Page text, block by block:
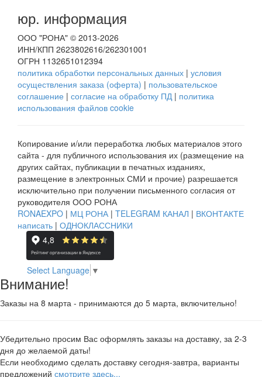
юр. информация
ООО "РОНА" © 2013-2026
ИНН/КПП 2623802616/262301001
ОГРН 1132651012394
политика обработки персональных данных | условия
осуществления заказа (оферта) | пользовательское
соглашение | согласие на обработку ПД| политика
использования файлов cookie
Копирование и/или переработка любых материалов этого
сайта - для публичного использования их (размещение на
других сайтах, публикации в печатных изданиях,
размещение в электронных СМИ и прочие) разрешается
исключительно при получении письменного согласия от
руководителя ООО РОНА
RONAEXPO | МЦ РОНА| TELEGRAM КАНАЛ | ВКОНТАКТЕ
написать | ОДНОКЛАССНИКИ
Select Language ▼
Внимание!
Заказы на 8 марта - принимаются до 5 марта, включительно!
Убедительно просим Вас оформлять заказы на доставку, за 2-3
дня до желаемой даты!
Если необходимо сделать доставку сегодня-завтра, варианты
предложений смотрите здесь...